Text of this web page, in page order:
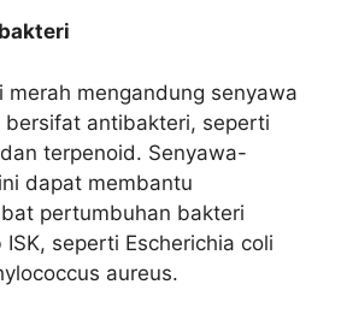
merah mengandung senyawa
bersifat antibakteri, seperti
terpenoid. Senyawa-
dapat membantu
pertumbuhan bakteri
ISK, seperti Escherichia coli
aureus.